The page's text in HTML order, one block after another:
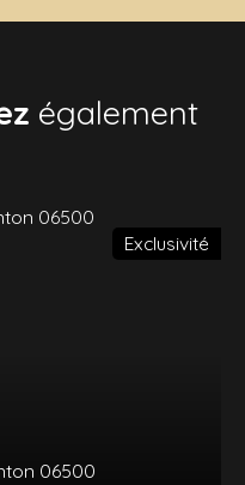
également
06500
Exclusivité